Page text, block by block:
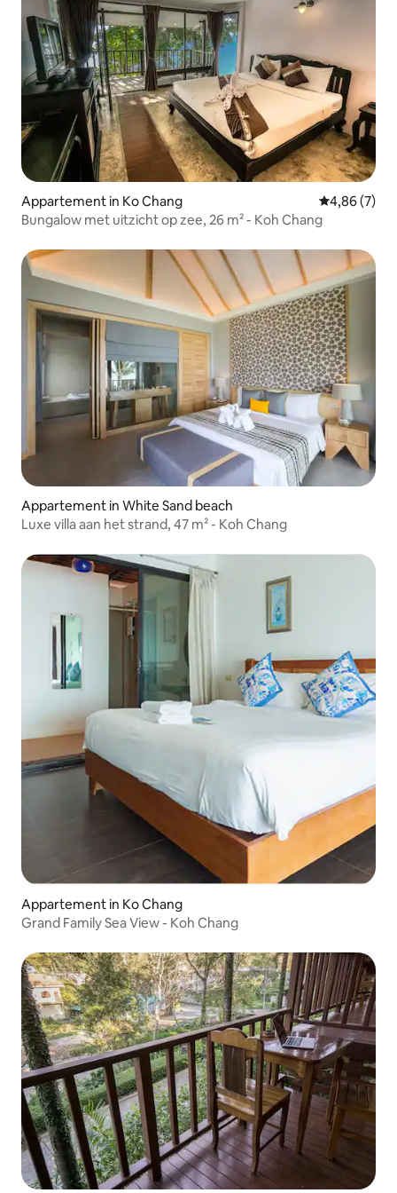
Appartement in Ko Chang Gemiddelde
4,86 (7)
Bungalow met uitzicht op zee, 26 m² - Koh Chang
Appartement in White Sand beach
Luxe villa aan het strand, 47 m² - Koh Chang
Appartement in Ko Chang
Grand Family Sea View - Koh Chang